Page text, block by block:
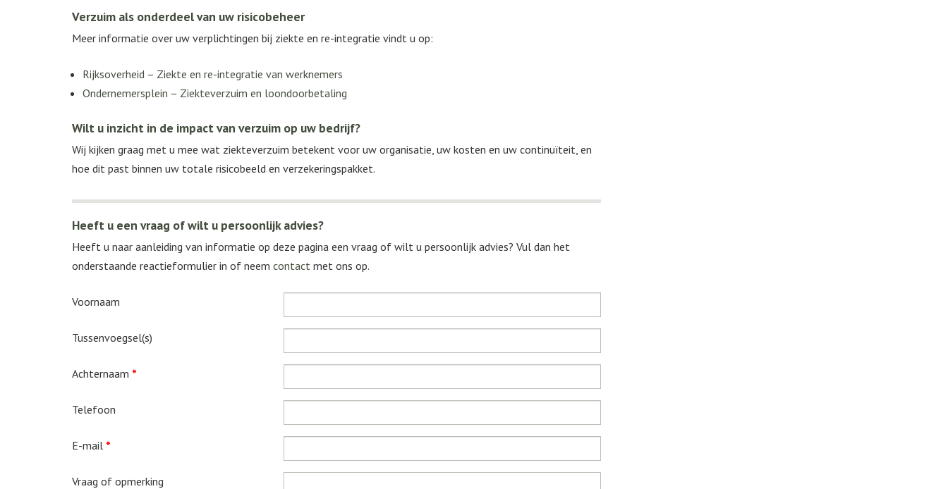
Verzuim als onderdeel van uw risicobeheer
Meer informatie over uw verplichtingen bij ziekte en re-integratie vindt u op:
Rijksoverheid – Ziekte en re-integratie van werknemers
Ondernemersplein – Ziekteverzuim en loondoorbetaling
Wilt u inzicht in de impact van verzuim op uw bedrijf?
Wij kijken graag met u mee wat ziekteverzuim betekent voor uw organisatie, uw kosten en uw continuïteit, en
hoe dit past binnen uw totale risicobeeld en verzekeringspakket.
Heeft u een vraag of wilt u persoonlijk advies?
Heeft u naar aanleiding van informatie op deze pagina een vraag of wilt u persoonlijk advies? Vul dan het
onderstaande reactieformulier in of neem contact met ons op.
Voornaam
Tussenvoegsel(s)
Achternaam *
Telefoon
E-mail *
Vraag of opmerking